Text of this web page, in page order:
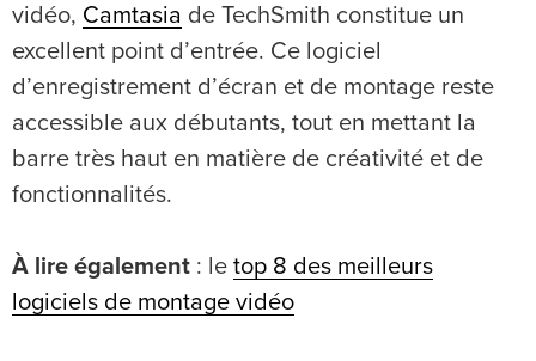
vidéo, Camtasia de TechSmith constitue un
excellent point d’entrée. Ce logiciel
d’enregistrement d’écran et de montage reste
accessible aux débutants, tout en mettant la
barre très haut en matière de créativité et de
fonctionnalités.
À lire également : le top 8 des meilleurs
logiciels de montage vidéo